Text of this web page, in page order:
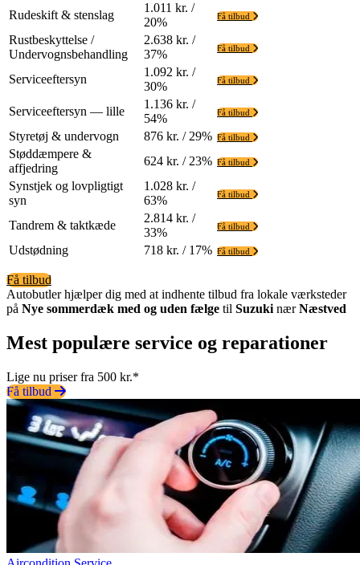
Rudeskift & stenslag
1.011 kr. /
20%
Få tilbud
Rustbeskyttelse /
Undervognsbehandling
2.638 kr. /
37%
Få tilbud
Serviceeftersyn
1.092 kr. /
30%
Få tilbud
Serviceeftersyn — lille
1.136 kr. /
54%
Få tilbud
Styretøj & undervogn 876 kr. / 29% Få tilbud
Støddæmpere &
affjedring
624 kr. / 23% Få tilbud
Synstjek og lovpligtigt
syn
1.028 kr. /
63%
Få tilbud
Tandrem & taktkæde
2.814 kr. /
33%
Få tilbud
Udstødning 718 kr. / 17% Få tilbud
Få tilbud
Autobutler hjælper dig med at indhente tilbud fra lokale værksteder
på Nye sommerdæk med og uden fælge til Suzuki nærNæstved
Mest populære service og reparationer
Lige nu priser fra 500 kr.*
Få tilbud